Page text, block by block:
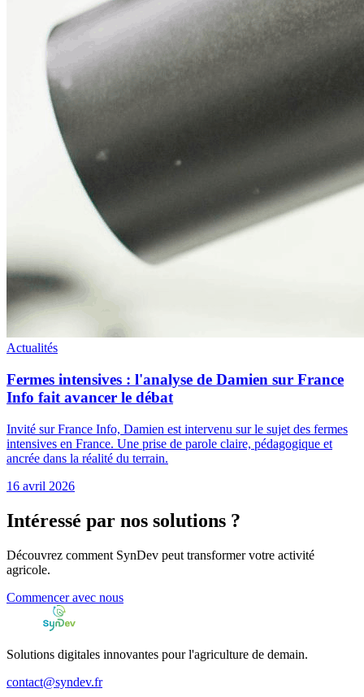
Actualités
Fermes intensives : l'analyse de Damien sur France
Info fait avancer le débat
Invité sur France Info, Damien est intervenu sur le sujet des fermes
intensives en France. Une prise de parole claire, pédagogique et
ancrée dans la réalité du terrain.
16 avril 2026
Intéressé par nos solutions ?
Découvrez comment SynDev peut transformer votre activité
agricole.
Commencer avec nous
Solutions digitales innovantes pour l'agriculture de demain.
contact@syndev.fr